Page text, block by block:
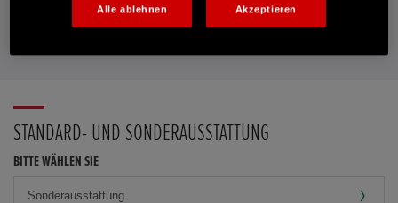
FAVORITEN
STANDARD- UND SONDERAUSSTATTUNG
BITTE WÄHLEN SIE
Alle ablehnen Akzeptieren